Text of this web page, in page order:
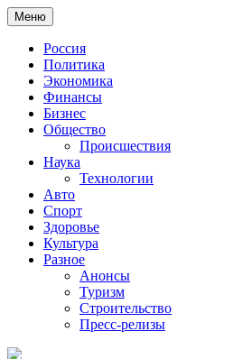
Меню
Россия
Политика
Экономика
Финансы
Бизнес
Общество
Происшествия
Наука
Технологии
Авто
Спорт
Здоровье
Культура
Разное
Анонсы
Туризм
Строительство
Пресс-релизы